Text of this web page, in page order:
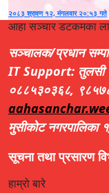
२०८३ श्रावण १२, मंगलवार २०:५३ गते
आहा सञ्चार डटकमका
सञ्चालक/प्रधान
IT Support: तुलसी
०८८५३०३६८,
मुसीकोट नगरपालिका
सूचना तथा प्रसारण
हाम्रो बारे